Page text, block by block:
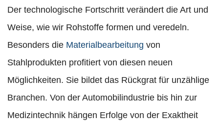
Der technologische Fortschritt verändert die Art und
Weise, wie wir Rohstoffe formen und veredeln.
Besonders die Materialbearbeitung von
Stahlprodukten profitiert von diesen neuen
Möglichkeiten. Sie bildet das Rückgrat für unzählige
Branchen. Von der Automobilindustrie bis hin zur
Medizintechnik hängen Erfolge von der Exaktheit